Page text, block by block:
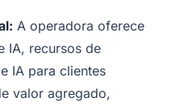
A operadora oferece
IA, recursos de
IA para clientes
valor agregado,